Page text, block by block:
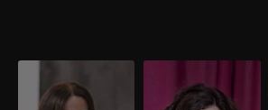
Sessuologa
Psicologa